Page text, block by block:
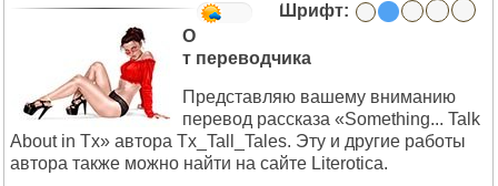
Шрифт:
О
т переводчика
Представляю вашему вниманию
перевод рассказа «Something... Talk
About in Tx» автора Tx_Tall_Tales. Эту и другие работы
автора также можно найти на сайте Literotica.